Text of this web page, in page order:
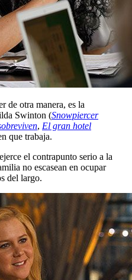
de otra manera, es la
Swinton (Snowpiercer
, El gran hotel
que trabaja.
el contrapunto serio a la
no escasean en ocupar
del largo.